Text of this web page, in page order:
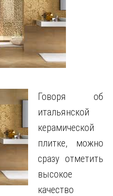
Говоря об
итальянской
керамической
плитке, можно
сразу отметить
высокое
качество